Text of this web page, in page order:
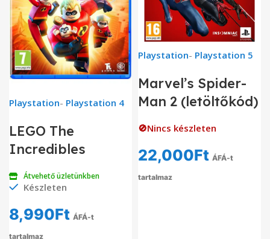
Playstation- Playstation 4
LEGO The
Incredibles
Átvehető üzletünkben
Készleten
8,990Ft ÁFÁ-t
tartalmaz
Playstation- Playstation 5
Marvel’s Spider-
Man 2 (letöltőkód)
🚫Nincs készleten
22,000Ft ÁFÁ-t
tartalmaz